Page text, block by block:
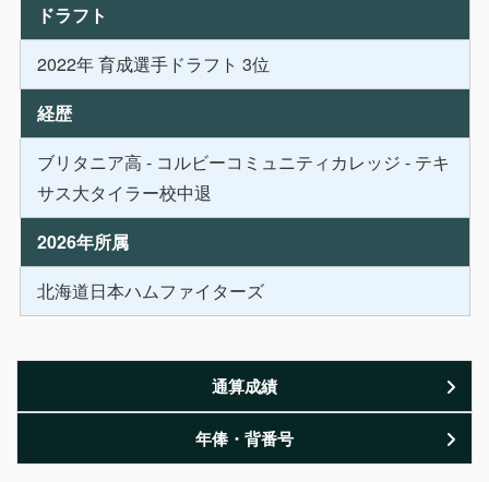
ドラフト
2022年 育成選手ドラフト 3位
経歴
ブリタニア高 - コルビーコミュニティカレッジ - テキ
サス大タイラー校中退
2026年所属
北海道日本ハムファイターズ
通算成績
年俸・背番号